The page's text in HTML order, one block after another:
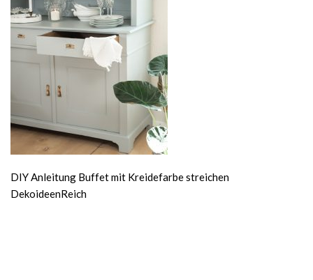
DIY Anleitung Buffet mit Kreidefarbe streichen
DekoideenReich